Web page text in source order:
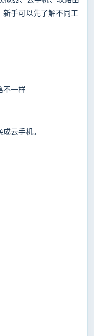
手可以先了解不同工
不一样
云手机。